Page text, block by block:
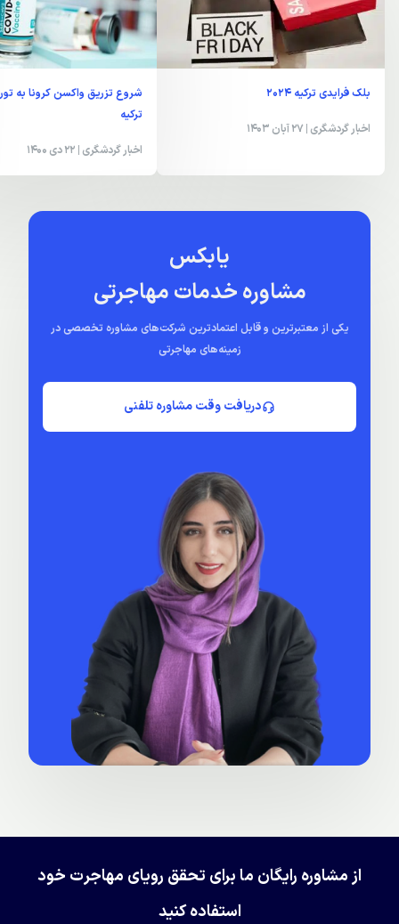
بلک فرایدی ترکیه 2024
اخبار گردشگری | 27 آبان 1403
شروع تزریق واکسن کرونا به
ترکیه
اخبار گردشگری | 22 دی 1400
یابکس
مشاوره خدمات مهاجرتی
یکی از معتبرترین و قابل اعتمادترین شرکت‌های مشاوره تخصصی در
زمینه‌های مهاجرتی
دریافت وقت مشاوره تلفنی
از مشاوره رایگان ما برای تحقق رویای مهاجرت خود
استفاده کنید